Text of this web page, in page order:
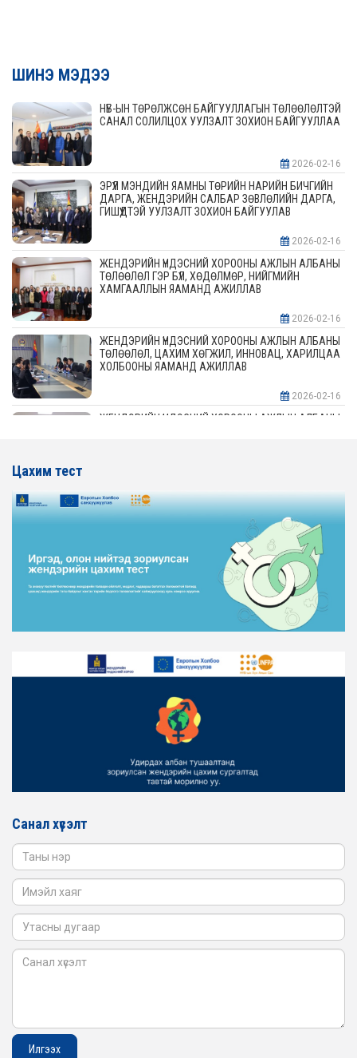
ШИНЭ МЭДЭЭ
НҮБ-ЫН ТӨРӨЛЖСӨН БАЙГУУЛЛАГЫН ТӨЛӨӨЛӨЛТЭЙ
САНАЛ СОЛИЛЦОХ УУЛЗАЛТ ЗОХИОН БАЙГУУЛЛАА
2026-02-16
ЭРҮҮЛ МЭНДИЙН ЯАМНЫ ТӨРИЙН НАРИЙН БИЧГИЙН
ДАРГА, ЖЕНДЭРИЙН САЛБАР ЗӨВЛӨЛИЙН ДАРГА,
ГИШҮҮДТЭЙ УУЛЗАЛТ ЗОХИОН БАЙГУУЛАВ
2026-02-16
ЖЕНДЭРИЙН ҮНДЭСНИЙ ХОРООНЫ АЖЛЫН АЛБАНЫ
ТӨЛӨӨЛӨЛ ГЭР БҮЛ, ХӨДӨЛМӨР, НИЙГМИЙН
ХАМГААЛЛЫН ЯАМАНД АЖИЛЛАВ
2026-02-16
ЖЕНДЭРИЙН ҮНДЭСНИЙ ХОРООНЫ АЖЛЫН АЛБАНЫ
ТӨЛӨӨЛӨЛ, ЦАХИМ ХӨГЖИЛ, ИННОВАЦ, ХАРИЛЦАА
ХОЛБООНЫ ЯАМАНД АЖИЛЛАВ
2026-02-16
ЖЕНДЭРИЙН ҮНДЭСНИЙ ХОРООНЫ АЖЛЫН АЛБАНЫ
ЖЕНДЭРИЙН ҮНДЭСНИЙ ХОРООНЫ АЖЛЫН АЛБАНЫ
ТӨЛӨӨЛӨЛ ХОТ БАЙГУУЛАЛТ, БАРИЛГА, ОРОН
СУУЦЖУУЛАЛТЫН ЯАМАНД АЖИЛЛАВ
2026-02-16
ЖЕНДЭРИЙН ЭРХ ТЭГШ БАЙДЛЫГ ХАНГАХ ҮЙЛ
АЖИЛЛАГААГ ЭРЧИМЖҮҮЛЭХ САРЫН ХУВААРЬТАЙ
2026-02-16
ТӨЛӨӨЛӨЛ ЗАМ ТЭЭВРИЙН ЯАМАНД АЖИЛЛАВ
ЖЕНДЭРИЙН ҮНДЭСНИЙ ХОРООНЫ АЖЛЫН АЛБАНЫ
ТӨЛӨӨЛӨЛ БАТЛАН ХАМГААЛАХ ЯАМАНД
Цахим тест
Санал хүсэлт